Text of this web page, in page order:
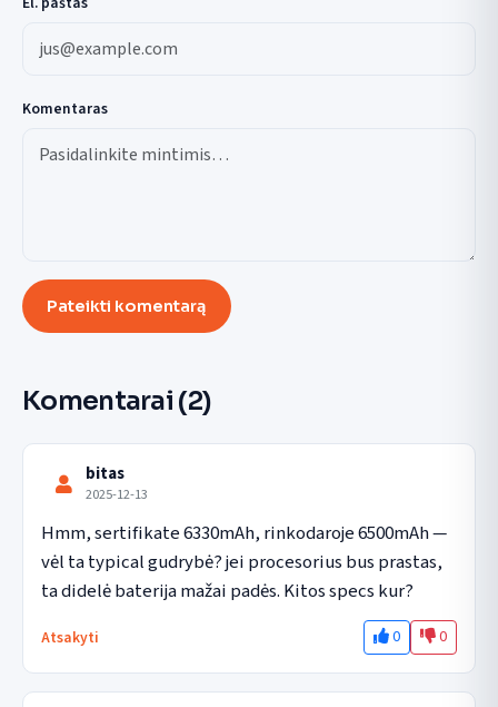
Komentaras
Pateikti komentarą
Komentarai (2)
bitas
2025-12-13
Hmm, sertifikate 6330mAh, rinkodaroje 6500mAh —
vėl ta typical gudrybė? jei procesorius bus prastas,
ta didelė baterija mažai padės. Kitos specs kur?
Atsakyti 0 0